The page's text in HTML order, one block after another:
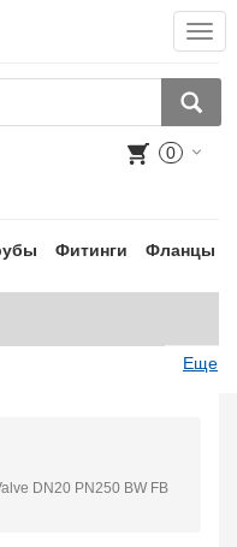
0
Фитинги Фланцы
Еще
DN20 PN250 BW FB